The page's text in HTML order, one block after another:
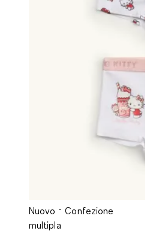
Nuovo
Confezione
multipla